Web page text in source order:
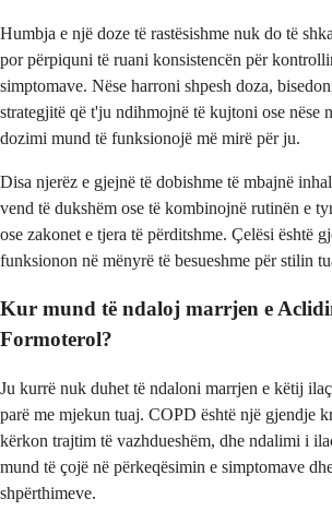
Humbja e një doze të rastësishme nuk do të
por përpiquni të ruani konsistencën për
simptomave. Nëse harroni shpesh doza,
strategjitë që t'ju ndihmojnë të kujtoni ose nëse
dozimi mund të funksionojë më mirë për ju.
Disa njerëz e gjejnë të dobishme të mbajnë
vend të dukshëm ose të kombinojnë rutinën e
ose zakonet e tjera të përditshme. Çelësi është
funksionon në mënyrë të besueshme për stilin
Kur mund të ndaloj marrjen e
Formoterol?
Ju kurrë nuk duhet të ndaloni marrjen e këtij
parë me mjekun tuaj. COPD është një gjendje
kërkon trajtim të vazhdueshëm, dhe ndalimi i
mund të çojë në përkeqësimin e simptomave
shpërthimeve.